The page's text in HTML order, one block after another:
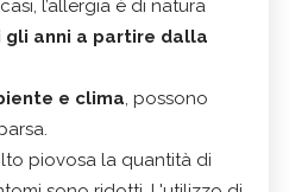
l’allergia è di natura
anni a partire dalla
e clima, possono
piovosa la quantità di